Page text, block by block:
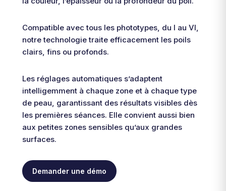
Compatible avec tous les phototypes, du I au VI,
notre technologie traite efficacement les poils
clairs, fins ou profonds.
Les réglages automatiques s’adaptent
intelligemment à chaque zone et à chaque type
de peau, garantissant des résultats visibles dès
les premières séances. Elle convient aussi bien
aux petites zones sensibles qu’aux grandes
surfaces.
Demander une démo